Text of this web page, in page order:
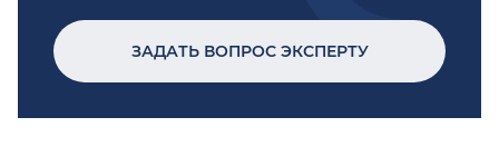
ЗАДАТЬ ВОПРОС ЭКСПЕРТУ